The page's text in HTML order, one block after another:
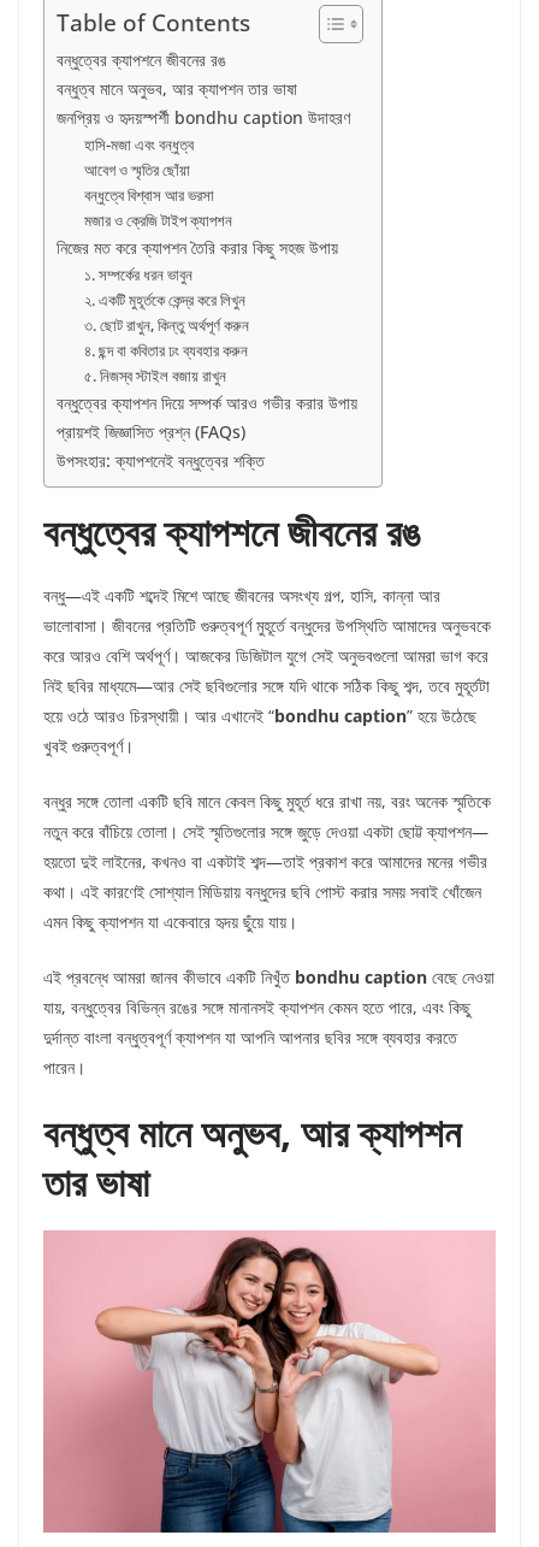
Table of Contents
বন্ধুত্বের ক্যাপশনে জীবনের রঙ
বন্ধুত্ব মানে অনুভব, আর ক্যাপশন তার ভাষা
জনপ্রিয় ও হৃদয়স্পর্শী bondhu caption উদাহরণ
হাসি-মজা এবং বন্ধুত্ব
আবেগ ও স্মৃতির ছোঁয়া
বন্ধুত্বে বিশ্বাস আর ভরসা
মজার ও ক্রেজি টাইপ ক্যাপশন
নিজের মত করে ক্যাপশন তৈরি করার কিছু সহজ উপায়
১. সম্পর্কের ধরন ভাবুন
২. একটি মুহূর্তকে কেন্দ্র করে লিখুন
৩. ছোট রাখুন, কিন্তু অর্থপূর্ণ করুন
৪. ছন্দ বা কবিতার ঢং ব্যবহার করুন
৫. নিজস্ব স্টাইল বজায় রাখুন
বন্ধুত্বের ক্যাপশন দিয়ে সম্পর্ক আরও গভীর করার উপায়
প্রায়শই জিজ্ঞাসিত প্রশ্ন (FAQs)
উপসংহার: ক্যাপশনেই বন্ধুত্বের শক্তি
বন্ধুত্বের ক্যাপশনে জীবনের রঙ
বন্ধু—এই একটি শব্দেই মিশে আছে জীবনের অসংখ্য গল্প, হাসি, কান্না আর
ভালোবাসা। জীবনের প্রতিটি গুরুত্বপূর্ণ মুহূর্তে বন্ধুদের উপস্থিতি আমাদের অনুভবকে
করে আরও বেশি অর্থপূর্ণ। আজকের ডিজিটাল যুগে সেই অনুভবগুলো আমরা ভাগ করে
নিই ছবির মাধ্যমে—আর সেই ছবিগুলোর সঙ্গে যদি থাকে সঠিক কিছু শব্দ, তবে মুহূর্তটা
হয়ে ওঠে আরও চিরস্থায়ী। আর এখানেই “bondhu caption” হয়ে উঠেছে
খুবই গুরুত্বপূর্ণ।
বন্ধুর সঙ্গে তোলা একটি ছবি মানে কেবল কিছু মুহূর্ত ধরে রাখা নয়, বরং অনেক স্মৃতিকে
নতুন করে বাঁচিয়ে তোলা। সেই স্মৃতিগুলোর সঙ্গে জুড়ে দেওয়া একটা ছোট্ট ক্যাপশন—
হয়তো দুই লাইনের, কখনও বা একটাই শব্দ—তাই প্রকাশ করে আমাদের মনের গভীর
কথা। এই কারণেই সোশ্যাল মিডিয়ায় বন্ধুদের ছবি পোস্ট করার সময় সবাই খোঁজেন
এমন কিছু ক্যাপশন যা একেবারে হৃদয় ছুঁয়ে যায়।
এই প্রবন্ধে আমরা জানব কীভাবে একটি নিখুঁত bondhu caption বেছে নেওয়া
যায়, বন্ধুত্বের বিভিন্ন রঙের সঙ্গে মানানসই ক্যাপশন কেমন হতে পারে, এবং কিছু
দুর্দান্ত বাংলা বন্ধুত্বপূর্ণ ক্যাপশন যা আপনি আপনার ছবির সঙ্গে ব্যবহার করতে
পারেন।
বন্ধুত্ব মানে অনুভব, আর ক্যাপশন
তার ভাষা